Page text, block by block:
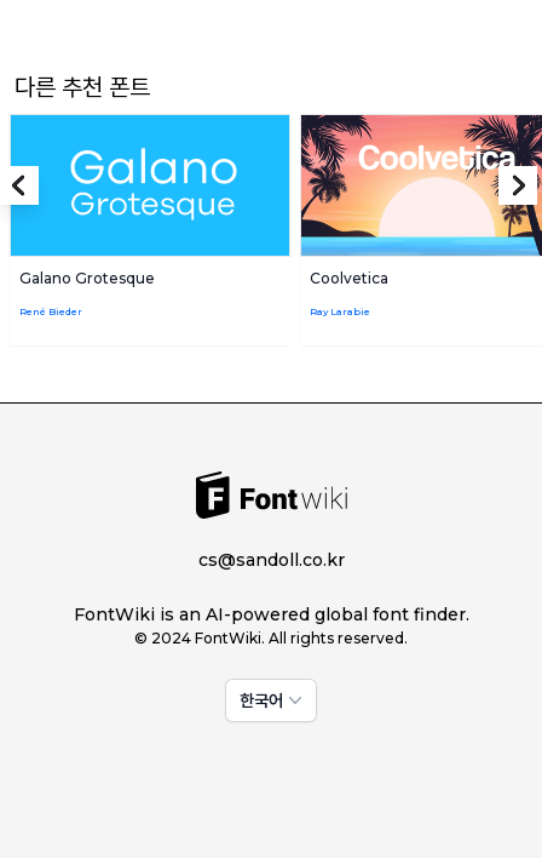
다른 추천 폰트
Galano Grotesque
René Bieder
Coolvetica
Ray Larabie
cs@sandoll.co.kr
FontWiki is an AI-powered global font finder.
© 2024 FontWiki. All rights reserved.
한국어